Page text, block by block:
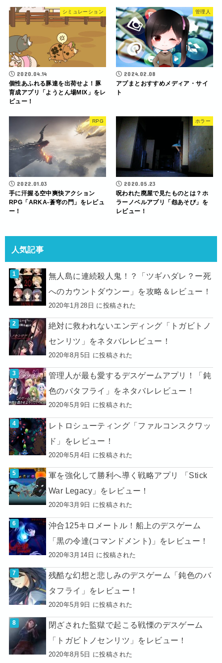
シミュレーション
2020.04.14
個性あふれる豚達を出荷せよ！豚
育成アプリ「ようとん場MIX」をレ
ビュー！
管理人
2024.02.08
アプまとおすすめメディア・サイ
ト
RPG
2022.01.03
手に汗握る空中爽快アクション
RPG「ARKA-蒼穹の門」をレビュ
ー！
ホラー
2020.05.23
呪われた廃屋で見たものとは？ホ
ラーノベルアプリ「怨あそび」を
レビュー！
人気記事
無人島に連続殺人鬼！？「ツギハダレ？ー死
へのカウントダウンー」を攻略＆レビュー！
2020年1月28日 に投稿された
絶対に救われないエンディング「トガビトノ
センリツ」をネタバレレビュー！
2020年8月5日 に投稿された
管理人が最も愛するデスゲームアプリ！「鈍
色のバタフライ」をネタバレレビュー！
2020年5月9日 に投稿された
レトロシューティング「ファルコンスクワッ
ド」をレビュー！
2020年5月4日 に投稿された
軍を強化して勝利へ導く戦略アプリ 「Stick
War Legacy」をレビュー！
2020年3月9日 に投稿された
沖合125キロメートル！船上のデスゲーム
「黒の令達(コマンドメント)」をレビュー！
2020年3月14日 に投稿された
残酷な幻想と悲しみのデスゲーム「鈍色のバ
タフライ」をレビュー！
2020年5月9日 に投稿された
閉ざされた監獄で起こる戦慄のデスゲーム
「トガビトノセンリツ」をレビュー！
2020年8月5日 に投稿された